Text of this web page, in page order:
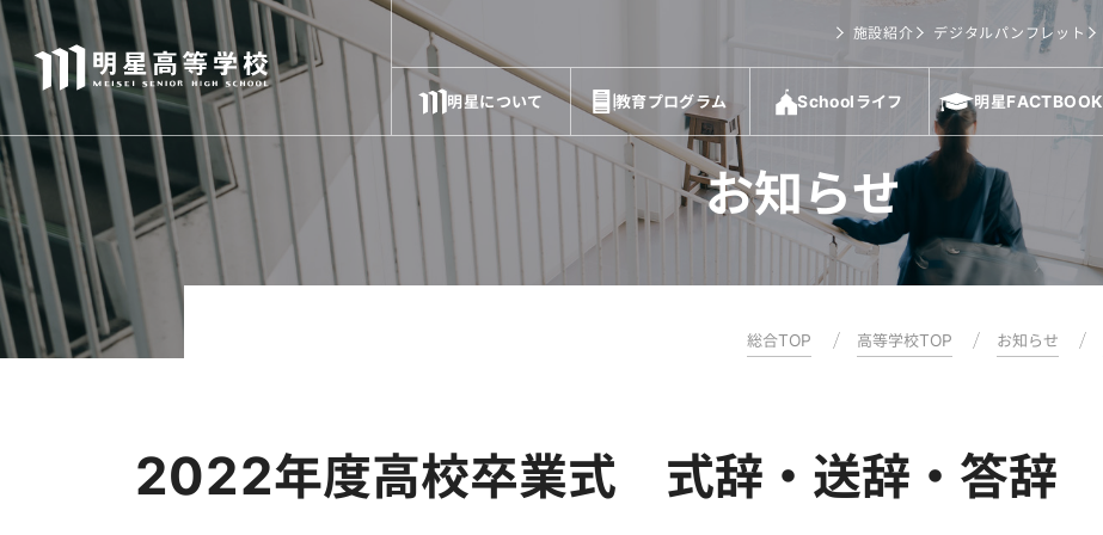
施設紹介 デジタルパンフレット
明星について 教育プログラム Schoolライフ 明星FACTBOOK
お知らせ
総合TOP 高等学校TOP お知らせ
2022年度高校卒業式 式辞・送辞・答辞